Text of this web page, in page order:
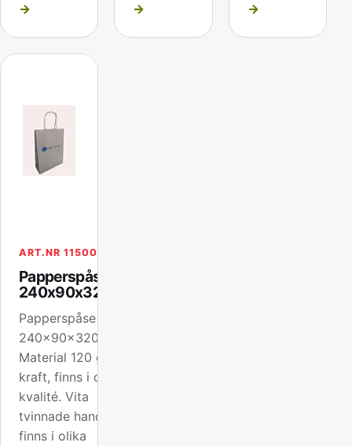
→
→
→
ART.NR 115001
Papperspåse
240x90x320mm
Papperspåse format
240x90x320mm.
Material 120 gr vit
kraft, finns i olika
kvalité. Vita
tvinnade handtag,
finns i olika